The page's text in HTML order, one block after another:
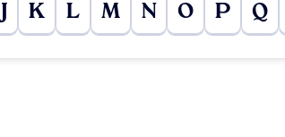
K L M N O P Q